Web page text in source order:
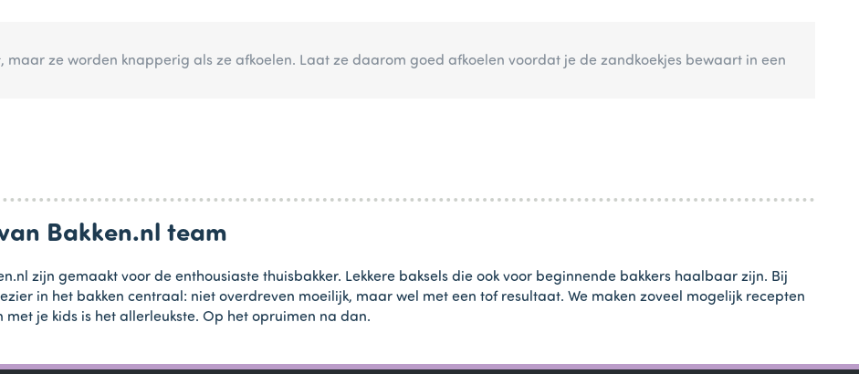
maar ze worden knapperig als ze afkoelen. Laat ze daarom goed afkoelen voordat je de zandkoekjes bewaart in een
Bakken.nl team
zijn gemaakt voor de enthousiaste thuisbakker. Lekkere baksels die ook voor beginnende bakkers haalbaar zijn. Bij
in het bakken centraal: niet overdreven moeilijk, maar wel met een tof resultaat. We maken zoveel mogelijk recepten
met je kids is het allerleukste. Op het opruimen na dan.